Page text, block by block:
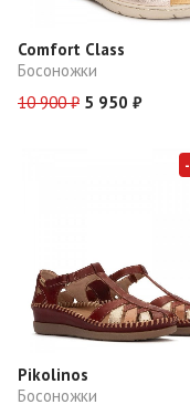
Comfort Class
Босоножки
10 900 ₽ 5 950 ₽
Pikolinos
Босоножки